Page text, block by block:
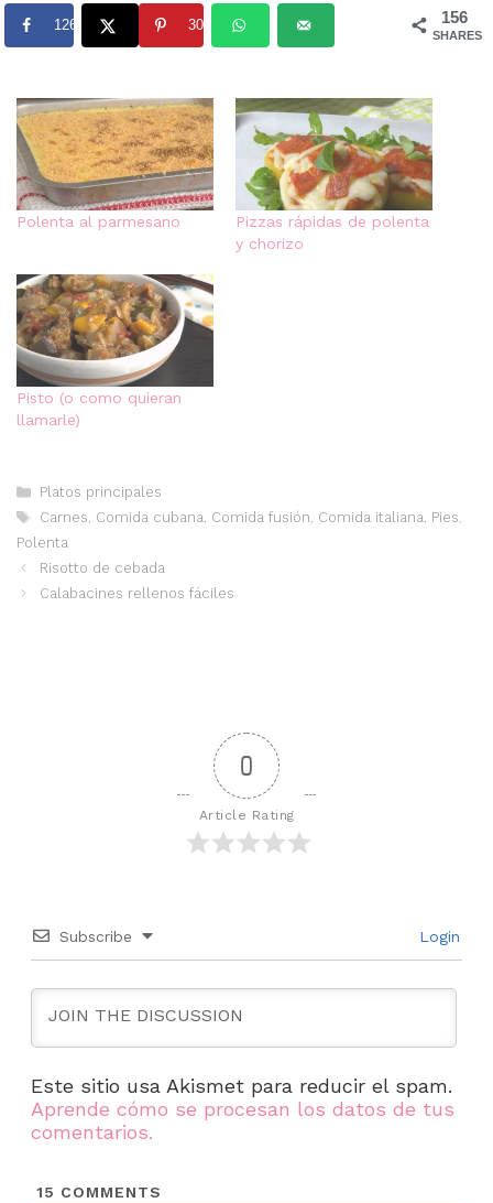
156
SHARES
126 30
Polenta al parmesano
Pizzas rápidas de polenta
y chorizo
Pisto (o como quieran
llamarle)
Categorías
Platos principales
Etiquetas
Carnes, Comida cubana, Comida fusión, Comida italiana, Pies,
Polenta
Risotto de cebada
Calabacines rellenos fáciles
0
Article Rating
Subscribe Login
Este sitio usa Akismet para reducir el spam.
Aprende cómo se procesan los datos de tus
comentarios.
15 COMMENTS